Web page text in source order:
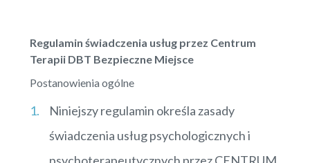
Regulamin świadczenia usług przez Centrum
Terapii DBT Bezpieczne Miejsce
Postanowienia ogólne
Niniejszy regulamin określa zasady
świadczenia usług psychologicznych i